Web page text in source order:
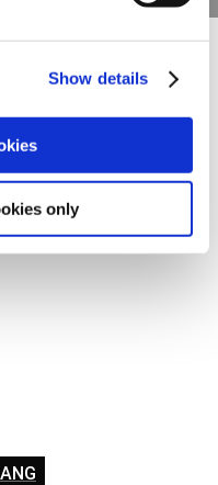
Show details
only
- ny
motor- och växellåds
252…